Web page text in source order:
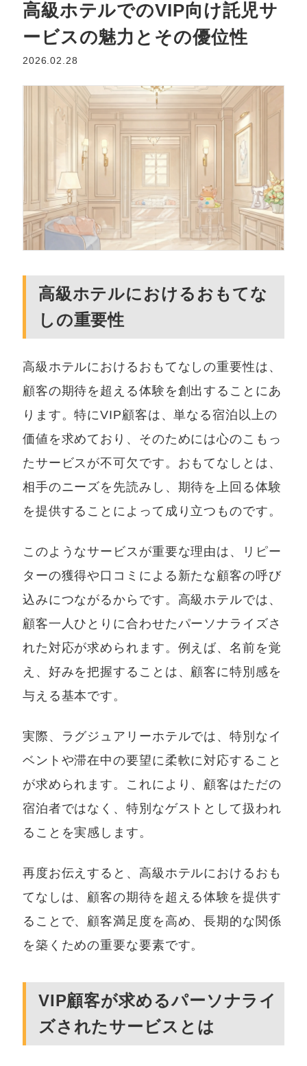
高級ホテルでのVIP向け託児サ
ービスの魅力とその優位性
2026.02.28
高級ホテルにおけるおもてな
しの重要性
高級ホテルにおけるおもてなしの重要性は、
顧客の期待を超える体験を創出することにあ
ります。特にVIP顧客は、単なる宿泊以上の
価値を求めており、そのためには心のこもっ
たサービスが不可欠です。おもてなしとは、
相手のニーズを先読みし、期待を上回る体験
を提供することによって成り立つものです。
このようなサービスが重要な理由は、リピー
ターの獲得や口コミによる新たな顧客の呼び
込みにつながるからです。高級ホテルでは、
顧客一人ひとりに合わせたパーソナライズさ
れた対応が求められます。例えば、名前を覚
え、好みを把握することは、顧客に特別感を
与える基本です。
実際、ラグジュアリーホテルでは、特別なイ
ベントや滞在中の要望に柔軟に対応すること
が求められます。これにより、顧客はただの
宿泊者ではなく、特別なゲストとして扱われ
ることを実感します。
再度お伝えすると、高級ホテルにおけるおも
てなしは、顧客の期待を超える体験を提供す
ることで、顧客満足度を高め、長期的な関係
を築くための重要な要素です。
VIP顧客が求めるパーソナライ
ズされたサービスとは